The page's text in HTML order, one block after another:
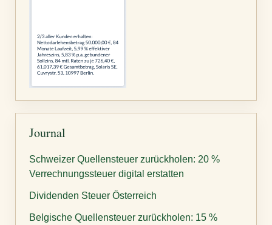
Journal
Schweizer Quellensteuer zurückholen: 20 %
Verrechnungssteuer digital erstatten
Dividenden Steuer Österreich
Belgische Quellensteuer zurückholen: 15 %